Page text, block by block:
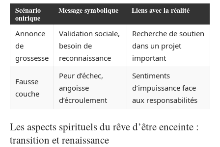
Scénario
onirique
Message symbolique Liens avec la réalité
Annonce
de
grossesse
Validation sociale,
besoin de
reconnaissance
Recherche de soutien
dans un projet
important
Fausse
couche
Peur d’échec,
angoisse
d’écroulement
Sentiments
d’impuissance face
aux responsabilités
Les aspects spirituels du rêve d’être enceinte :
transition et renaissance